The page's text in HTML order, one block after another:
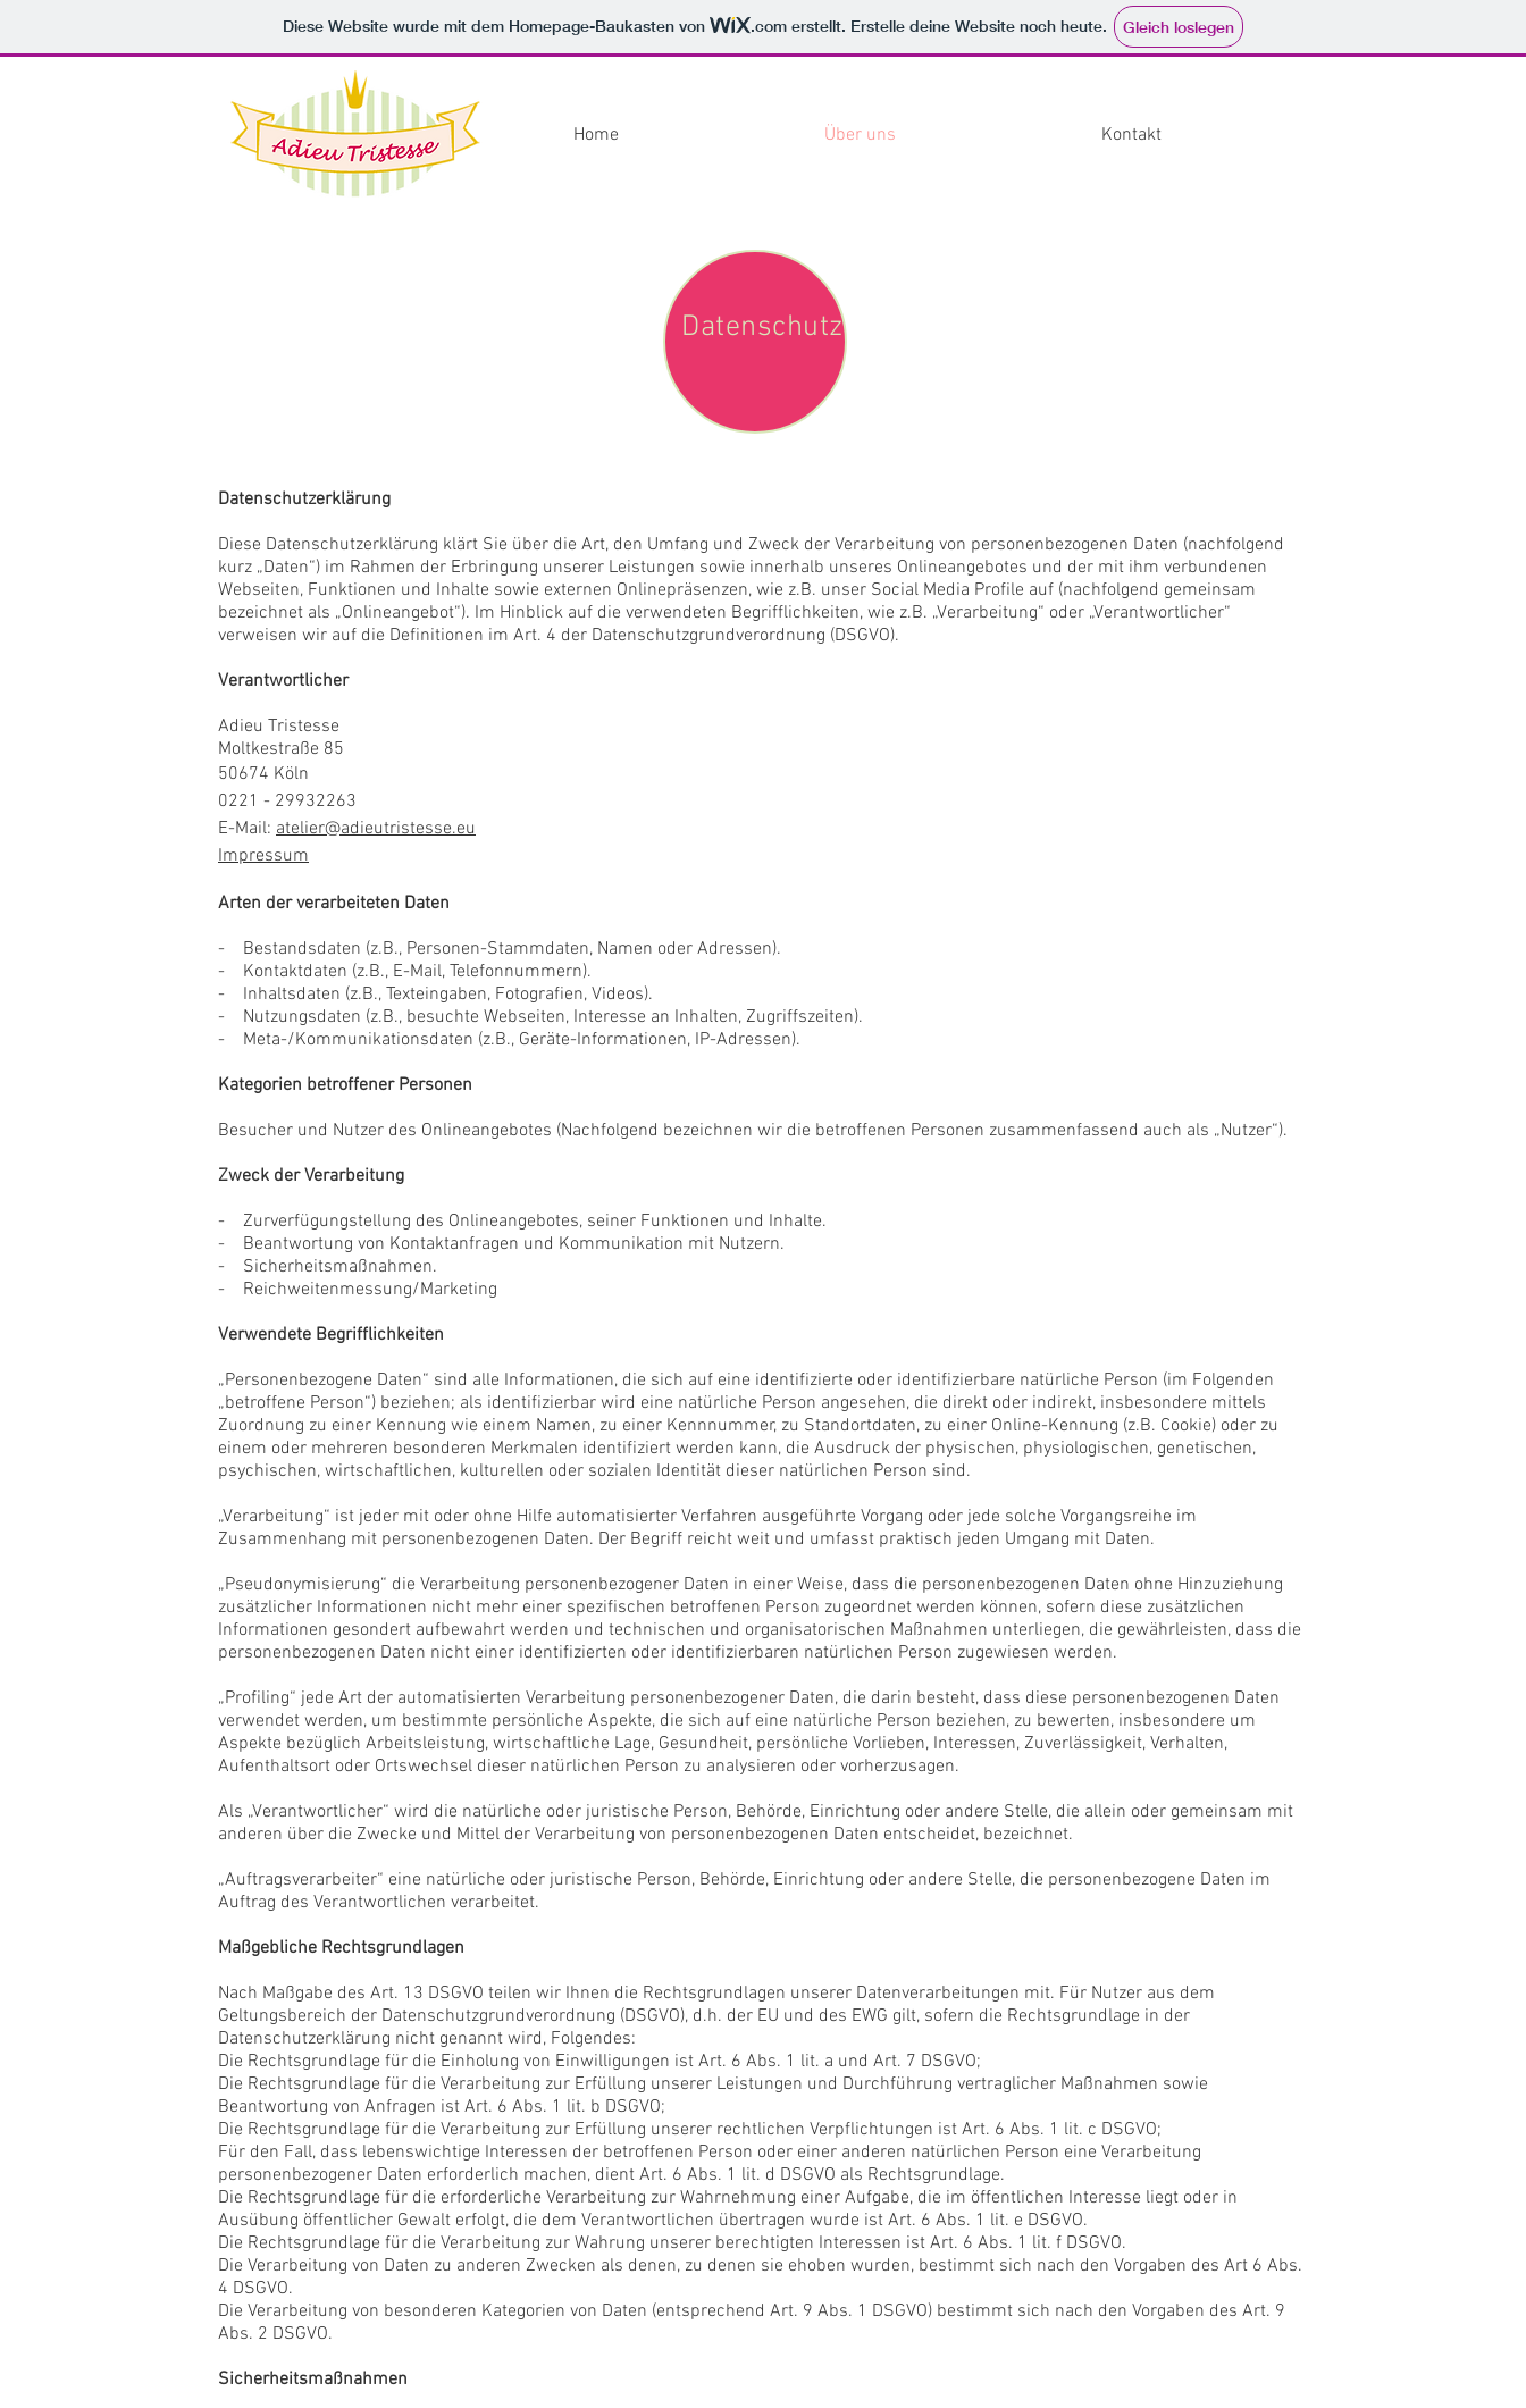
Diese Website wurde mit dem Homepage-Baukasten von .com erstellt. Erstelle deine Website noch heute. Gleich loslegen
Home Über uns Kontakt
Datenschutz
Datenschutzerklärung
Diese Datenschutzerklärung klärt Sie über die Art, den Umfang und Zweck der Verarbeitung von personenbezogenen Daten (nachfolgend
kurz „Daten“) im Rahmen der Erbringung unserer Leistungen sowie innerhalb unseres Onlineangebotes und der mit ihm verbundenen
Webseiten, Funktionen und Inhalte sowie externen Onlinepräsenzen, wie z.B. unser Social Media Profile auf (nachfolgend gemeinsam
bezeichnet als „Onlineangebot“). Im Hinblick auf die verwendeten Begrifflichkeiten, wie z.B. „Verarbeitung“ oder „Verantwortlicher“
verweisen wir auf die Definitionen im Art. 4 der Datenschutzgrundverordnung (DSGVO).
Verantwortlicher
Adieu Tristesse
Moltkestraße 85
50674 Köln
0221 - 29932263
E-Mail: atelier@adieutristesse.eu
Impressum
Arten der verarbeiteten Daten
- Bestandsdaten (z.B., Personen-Stammdaten, Namen oder Adressen).
- Kontaktdaten (z.B., E-Mail, Telefonnummern).
- Inhaltsdaten (z.B., Texteingaben, Fotografien, Videos).
- Nutzungsdaten (z.B., besuchte Webseiten, Interesse an Inhalten, Zugriffszeiten).
- Meta-/Kommunikationsdaten (z.B., Geräte-Informationen, IP-Adressen).
Kategorien betroffener Personen
Besucher und Nutzer des Onlineangebotes (Nachfolgend bezeichnen wir die betroffenen Personen zusammenfassend auch als „Nutzer“).
Zweck der Verarbeitung
- Zurverfügungstellung des Onlineangebotes, seiner Funktionen und Inhalte.
- Beantwortung von Kontaktanfragen und Kommunikation mit Nutzern.
- Sicherheitsmaßnahmen.
- Reichweitenmessung/Marketing
Verwendete Begrifflichkeiten
„Personenbezogene Daten“ sind alle Informationen, die sich auf eine identifizierte oder identifizierbare natürliche Person (im Folgenden
„betroffene Person“) beziehen; als identifizierbar wird eine natürliche Person angesehen, die direkt oder indirekt, insbesondere mittels
Zuordnung zu einer Kennung wie einem Namen, zu einer Kennnummer, zu Standortdaten, zu einer Online-Kennung (z.B. Cookie) oder zu
einem oder mehreren besonderen Merkmalen identifiziert werden kann, die Ausdruck der physischen, physiologischen, genetischen,
psychischen, wirtschaftlichen, kulturellen oder sozialen Identität dieser natürlichen Person sind.
„Verarbeitung“ ist jeder mit oder ohne Hilfe automatisierter Verfahren ausgeführte Vorgang oder jede solche Vorgangsreihe im
Zusammenhang mit personenbezogenen Daten. Der Begriff reicht weit und umfasst praktisch jeden Umgang mit Daten.
„Pseudonymisierung“ die Verarbeitung personenbezogener Daten in einer Weise, dass die personenbezogenen Daten ohne Hinzuziehung
zusätzlicher Informationen nicht mehr einer spezifischen betroffenen Person zugeordnet werden können, sofern diese zusätzlichen
Informationen gesondert aufbewahrt werden und technischen und organisatorischen Maßnahmen unterliegen, die gewährleisten, dass die
personenbezogenen Daten nicht einer identifizierten oder identifizierbaren natürlichen Person zugewiesen werden.
„Profiling“ jede Art der automatisierten Verarbeitung personenbezogener Daten, die darin besteht, dass diese personenbezogenen Daten
verwendet werden, um bestimmte persönliche Aspekte, die sich auf eine natürliche Person beziehen, zu bewerten, insbesondere um
Aspekte bezüglich Arbeitsleistung, wirtschaftliche Lage, Gesundheit, persönliche Vorlieben, Interessen, Zuverlässigkeit, Verhalten,
Aufenthaltsort oder Ortswechsel dieser natürlichen Person zu analysieren oder vorherzusagen.
Als „Verantwortlicher“ wird die natürliche oder juristische Person, Behörde, Einrichtung oder andere Stelle, die allein oder gemeinsam mit
anderen über die Zwecke und Mittel der Verarbeitung von personenbezogenen Daten entscheidet, bezeichnet.
„Auftragsverarbeiter“ eine natürliche oder juristische Person, Behörde, Einrichtung oder andere Stelle, die personenbezogene Daten im
Auftrag des Verantwortlichen verarbeitet.
Maßgebliche Rechtsgrundlagen
Nach Maßgabe des Art. 13 DSGVO teilen wir Ihnen die Rechtsgrundlagen unserer Datenverarbeitungen mit. Für Nutzer aus dem
Geltungsbereich der Datenschutzgrundverordnung (DSGVO), d.h. der EU und des EWG gilt, sofern die Rechtsgrundlage in der
Datenschutzerklärung nicht genannt wird, Folgendes:
Die Rechtsgrundlage für die Einholung von Einwilligungen ist Art. 6 Abs. 1 lit. a und Art. 7 DSGVO;
Die Rechtsgrundlage für die Verarbeitung zur Erfüllung unserer Leistungen und Durchführung vertraglicher Maßnahmen sowie
Beantwortung von Anfragen ist Art. 6 Abs. 1 lit. b DSGVO;
Die Rechtsgrundlage für die Verarbeitung zur Erfüllung unserer rechtlichen Verpflichtungen ist Art. 6 Abs. 1 lit. c DSGVO;
Für den Fall, dass lebenswichtige Interessen der betroffenen Person oder einer anderen natürlichen Person eine Verarbeitung
personenbezogener Daten erforderlich machen, dient Art. 6 Abs. 1 lit. d DSGVO als Rechtsgrundlage.
Die Rechtsgrundlage für die erforderliche Verarbeitung zur Wahrnehmung einer Aufgabe, die im öffentlichen Interesse liegt oder in
Ausübung öffentlicher Gewalt erfolgt, die dem Verantwortlichen übertragen wurde ist Art. 6 Abs. 1 lit. e DSGVO.
Die Rechtsgrundlage für die Verarbeitung zur Wahrung unserer berechtigten Interessen ist Art. 6 Abs. 1 lit. f DSGVO.
Die Verarbeitung von Daten zu anderen Zwecken als denen, zu denen sie ehoben wurden, bestimmt sich nach den Vorgaben des Art 6 Abs.
4 DSGVO.
Die Verarbeitung von besonderen Kategorien von Daten (entsprechend Art. 9 Abs. 1 DSGVO) bestimmt sich nach den Vorgaben des Art. 9
Abs. 2 DSGVO.
Sicherheitsmaßnahmen